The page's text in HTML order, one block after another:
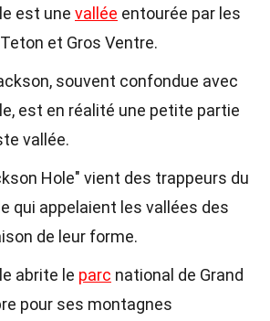
est une vallée entourée par les
et Gros Ventre.
souvent confondue avec
est en réalité une petite partie
vallée.
Hole" vient des trappeurs du
qui appelaient les vallées des
de leur forme.
abrite le parc national de Grand
pour ses montagnes